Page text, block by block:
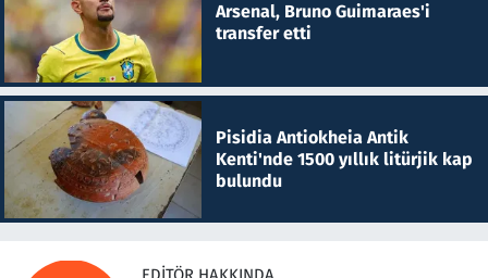
Arsenal, Bruno Guimaraes'i
transfer etti
Pisidia Antiokheia Antik
Kenti'nde 1500 yıllık litürjik kap
bulundu